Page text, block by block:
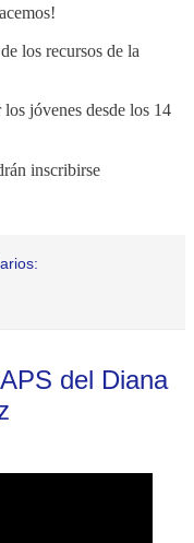
los recursos de la
jóvenes desde los 14
inscribirse
del Diana